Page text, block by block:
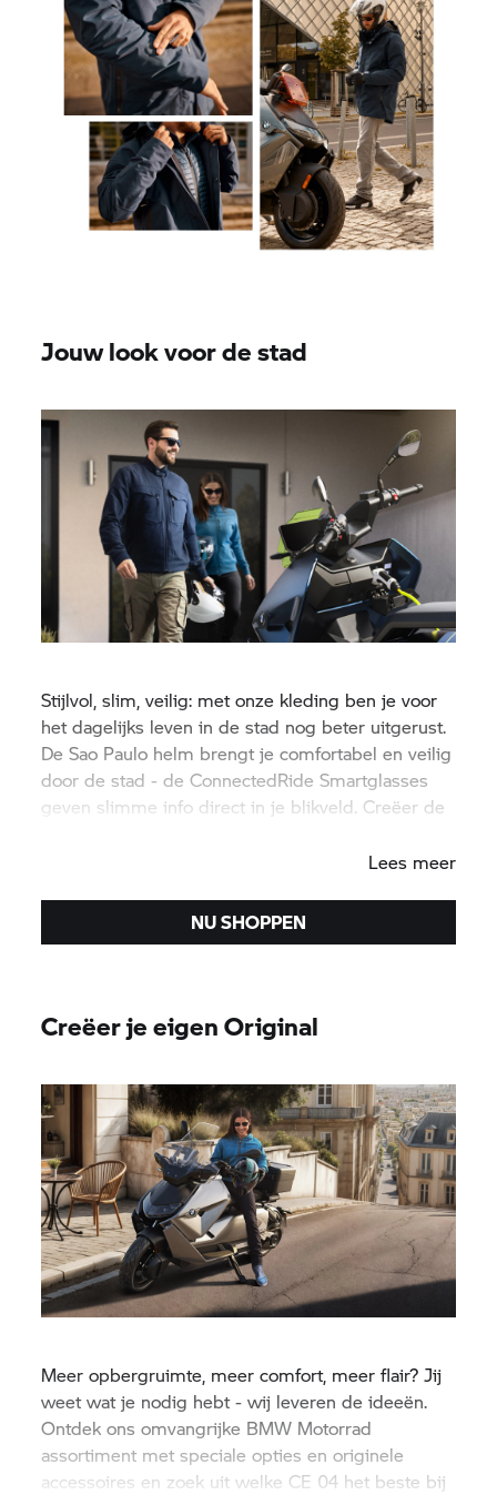
Jouw look voor de stad
Stijlvol, slim, veilig: met onze kleding ben je voor
het dagelijks leven in de stad nog beter uitgerust.
De Sao Paulo helm brengt je comfortabel en veilig
door de stad - de ConnectedRide Smartglasses
geven slimme info direct in je blikveld. Creëer de
Lees meer
NU SHOPPEN
Creëer je eigen Original
Meer opbergruimte, meer comfort, meer flair? Jij
weet wat je nodig hebt - wij leveren de ideeën.
Ontdek ons omvangrijke BMW Motorrad
assortiment met speciale opties en originele
accessoires en zoek uit welke CE 04 het beste bij